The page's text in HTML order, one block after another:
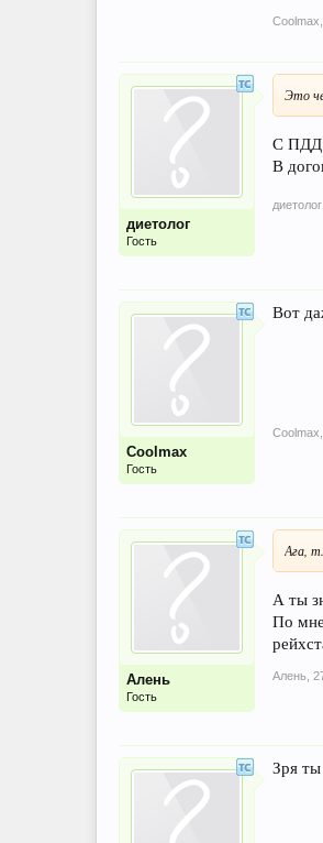
Coolmax
диетолог
Гость
Это
С ПДД
В
диетолог
Coolmax
Гость
Вот
Coolmax
Алень
Гость
Ага,
А ты
По
Алень
Зря